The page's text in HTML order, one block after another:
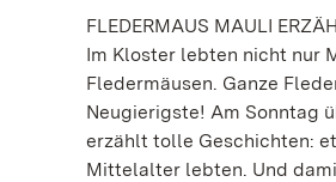
FLEDERMAUS MAULI
Im Kloster lebten nicht nur
Fledermäusen. Ganze
Neugierigste! Am Sonntag
erzählt tolle Geschichten:
Mittelalter lebten. Und